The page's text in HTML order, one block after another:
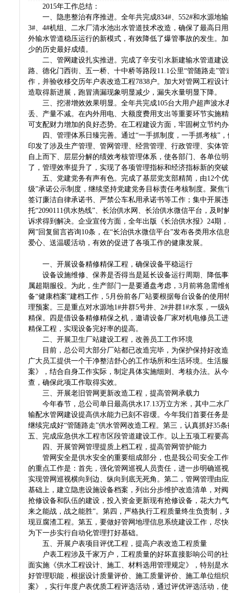
2015年工作总结：
一、隐患整治有序推进。全年共完成834#、552#和水源地
3#、4#机组、二水厂清水池出水管道技术改造，确保了最高日
外输水管道稳压运行的新模式，有效降低了爆管事故的发生。
少的历史最好成绩。
二、管网建设扎实推进。完成了辛安引水新建输水管道建设
路、德化门西街、五一桥、十中桥等路段11.1公里“管随路走”
作，并验收移交历年户表改造工程7838户。加大对管网工程设
造取得新进展，跑冒滴漏现象明显减少，漏失水量明显下降。
三、挖潜增效效果明显。全年共完成105台大用户超声波水
丢、产量不减。在内外用电、大额度费用支出等重要环节实施
可支配财力增加的良好态势。在工程建设方面，牢固树立节约
四、管理体系日臻完善。通过“一手抓制度，一手抓考核”，
印发了涉及生产管理、管网管理、经营管理、行政管理、实体
自上而下、层层分解的绩效考核管理体系，使各部门、各单位
了，管理效率提升了，实现了各项管理指标和经济指标新的突
五、党建党务有声有色。完成了基层党支部精简，由12个优
级”承诺公示制度，继续坚持党建党务目标责任考核制度。聚
签订廉洁自律承诺书、严禁公车私用承诺书等工作；集中开展
托“2090111供水热线”、长治供水网、长治供水微信平台，及
诉求得到解决。企业宣传方面，全年出版《长治供水报》24期
网”回复留言咨询10条，在“长治供水微信平台”发布各类用水
爱心、送温暖活动，有效的促进了各项工作的健康发展。
一、开展设备精修精保工程，确保设备平稳运行
设备设施维修、保养是否得当是延长设备运行周期、降低事
属超期服役。为此，生产部门一是要通盘考虑，3月前将急需
备“健康档案”建档工作，5月份前各厂站要根据每台设备的使
理预案。三是重点对水源地1#井群5号井、2#井群1#水泵，一
精保。四是借设备精修精保之机，邀请设备厂家对机电修员工
精保工程，实现设备完好率的提高。
二、开展卫生厂站建设工程，改善员工工作环境
目前，总公司大部分厂站都已改造完毕，为保护保持好改造
广大员工提供一个干净整洁舒心的工作场所和生活环境。生活
案》，结合自身工作实际，制定具体实施细则、考核办法。从
查，确保此项工作取得实效。
三、开展老旧管网更新改造工程，提高管网承载力
今年春节，总公司单日最高供水17.13万立方米，其中二水
输配水管网建设提高供水能力已刻不容缓。今年我们首要任务
继续完成好“管随路走”供水管网改造工程。第三，认真抓好35
五、完成应急供水工程市区段管道建设工作。以上五项工程要
四、开展管网管理提质上档工程，提高管网管护能力
管网安全是供水安全的重要组成部分，也是我公司安全工作
的重点工作是：首先，强化管网巡视人员责任，进一步明确巡
实现管网巡视横向到边、纵向到底无死角。第二，管网管理由
基础上，建立隐患设施设备档案，列出分步维护改造清单，对
抢修设备和队伍的建设，投入资金更新现有抢修设备，花大力
来之能战，战之能胜”。第四，严格执行工程质量终生负责制
现豆腐渣工程。第五，要做好管网地理信息系统建设工作，尽
为下一步实行自动化管理打好基础。
五、开展户表项目评优工程，提高户表改造工程质量
户表工程涉及千家万户，工程质量的好坏直接影响公司的社
面实施《供水工程设计、施工、材料选用管理规定》，特别是
好管理职能，根据设计质量评价、施工质量评价、施工单位组
案》，实行年度户表优质工程评选活动，通过评优评选活动，